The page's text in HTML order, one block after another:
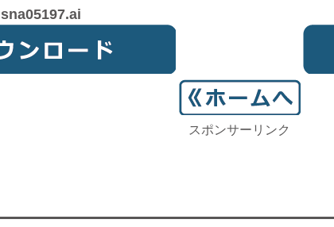
sna05197.ai
スポンサーリンク